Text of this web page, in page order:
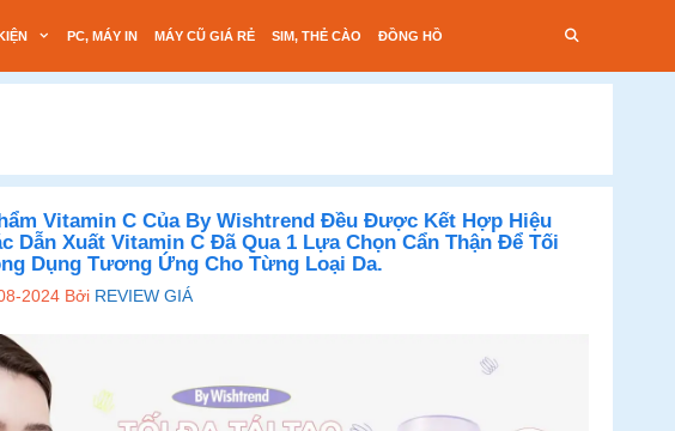
PC, MÁY IN MÁY CŨ GIÁ RẺ SIM, THẺ CÀO ĐỒNG HỒ
Vitamin C Của By Wishtrend Đều Được Kết Hợp Hiệu
Dẫn Xuất Vitamin C Đã Qua 1 Lựa Chọn Cẩn Thận Để Tối
Dụng Tương Ứng Cho Từng Loại Da.
2024 Bởi REVIEW GIÁ